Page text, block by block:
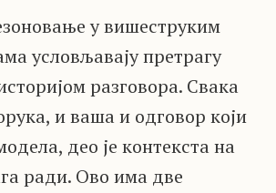
у вишеструким
условљавају претрагу
разговора. Свака
и ваша и одговор који
део је контекста на
ради. Ово има две